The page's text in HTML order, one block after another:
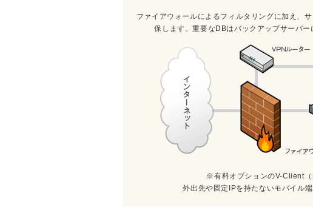
ファイアウォールによるフィルタリングに加え、
保します。重要なDBはバックアップサーバ
※有料オプションのV-Client（
外出先や固定IPを持たないモバイル